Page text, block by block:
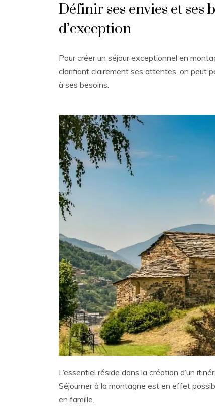
Définir ses envies et
d’exception
Pour créer un séjour exceptionnel en
clarifiant clairement ses attentes, on peut
à ses besoins.
L’essentiel réside dans la création d’un
Séjourner à la montagne est en effet
en famille.